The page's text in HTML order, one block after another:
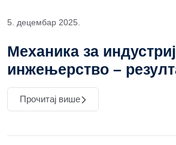
5. децембар 2025.
Механика за
инжењерство –
Прочитај више